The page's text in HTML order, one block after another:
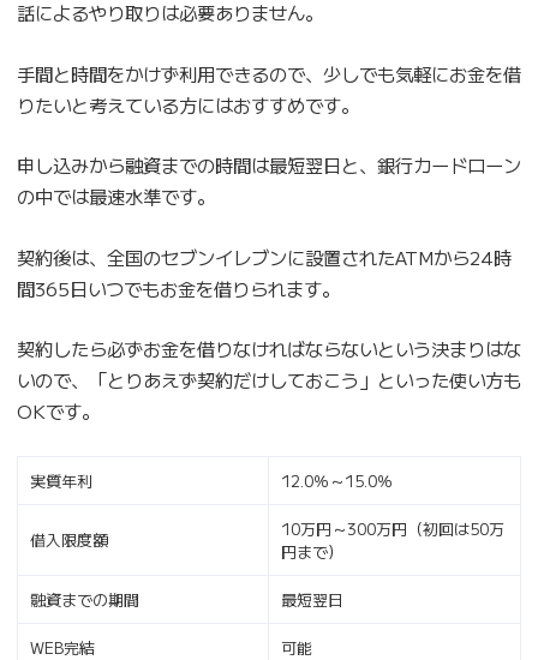
話によるやり取りは必要ありません。
手間と時間をかけず利用できるので、少しでも気軽にお金を借
りたいと考えている方にはおすすめです。
申し込みから融資までの時間は最短翌日と、銀行カードローン
の中では最速水準です。
契約後は、全国のセブンイレブンに設置されたATMから24時
間365日いつでもお金を借りられます。
契約したら必ずお金を借りなければならないという決まりはな
いので、「とりあえず契約だけしておこう」といった使い方も
OKです。
実質年利 12.0％～15.0％
借入限度額
10万円～300万円（初回は50万
円まで）
融資までの期間 最短翌日
WEB完結 可能